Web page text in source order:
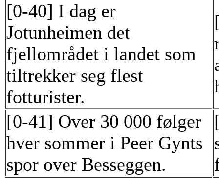
[0-40] I dag er
Jotunheimen det
fjellområdet i landet som
tiltrekker seg flest
fotturister.
[0-41] Over 30 000 følger
hver sommer i Peer Gynts
spor over Besseggen.